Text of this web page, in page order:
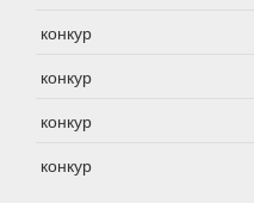
конкур
конкур
конкур
конкур